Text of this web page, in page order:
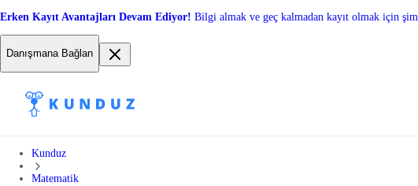
Erken Kayıt Avantajları Devam Ediyor! Bilgi almak ve geç kalmadan kayıt olmak için
Danışmana Bağlan
Kunduz
Matematik